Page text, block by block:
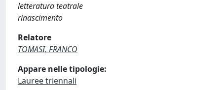
letteratura teatrale
rinascimento
Relatore
TOMASI, FRANCO
Appare nelle tipologie:
Lauree triennali